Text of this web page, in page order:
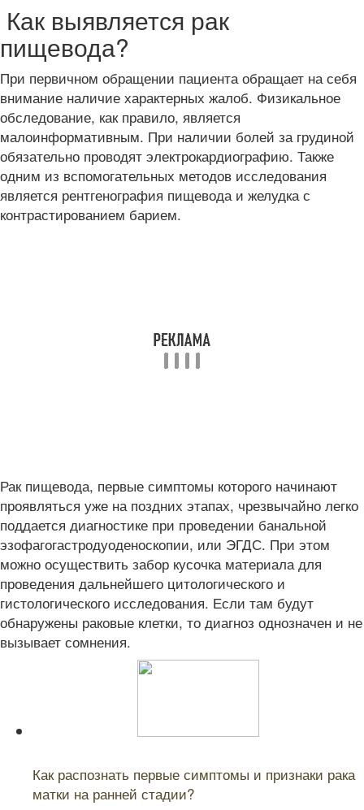
Как выявляется рак
пищевода?
При первичном обращении пациента обращает на себя
внимание наличие характерных жалоб. Физикальное
обследование, как правило, является
малоинформативным. При наличии болей за грудиной
обязательно проводят электрокардиографию. Также
одним из вспомогательных методов исследования
является рентгенография пищевода и желудка с
контрастированием барием.
Рак пищевода, первые симптомы которого начинают
проявляться уже на поздних этапах, чрезвычайно легко
поддается диагностике при проведении банальной
эзофагогастродуоденоскопии, или ЭГДС. При этом
можно осуществить забор кусочка материала для
проведения дальнейшего цитологического и
гистологического исследования. Если там будут
обнаружены раковые клетки, то диагноз однозначен и не
вызывает сомнения.
Как распознать первые симптомы и признаки рака
матки на ранней стадии?